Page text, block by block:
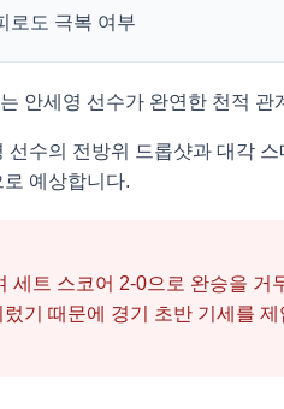
로도 극복 여부
안세영 선수가 완연한 천적 관
수의 전방위 드롭샷과 대각
예상합니다.
트 스코어 2-0으로 완승을 거
기 때문에 경기 초반 기세를